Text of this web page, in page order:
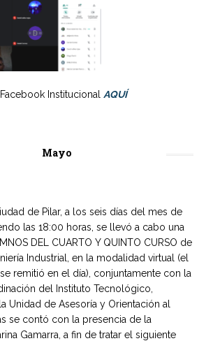
Institucional AQUÍ
Mayo
de Pilar, a los seis días del mes de
las 18:00 horas, se llevó a cabo una
DEL CUARTO Y QUINTO CURSO de
Industrial, en la modalidad virtual (el
remitió en el día), conjuntamente con la
del Instituto Tecnológico,
Unidad de Asesoría y Orientación al
se contó con la presencia de la
Gamarra, a fin de tratar el siguiente